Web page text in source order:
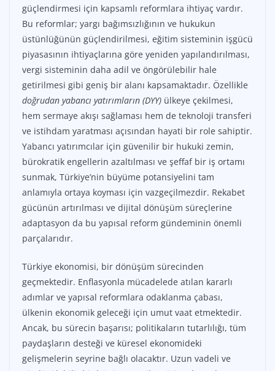
güçlendirmesi için kapsamlı reformlara ihtiyaç vardır.
Bu reformlar; yargı bağımsızlığının ve hukukun
üstünlüğünün güçlendirilmesi, eğitim sisteminin işgücü
piyasasının ihtiyaçlarına göre yeniden yapılandırılması,
vergi sisteminin daha adil ve öngörülebilir hale
getirilmesi gibi geniş bir alanı kapsamaktadır. Özellikle
doğrudan yabancı yatırımların (DYY) ülkeye çekilmesi,
hem sermaye akışı sağlaması hem de teknoloji transferi
ve istihdam yaratması açısından hayati bir role sahiptir.
Yabancı yatırımcılar için güvenilir bir hukuki zemin,
bürokratik engellerin azaltılması ve şeffaf bir iş ortamı
sunmak, Türkiye’nin büyüme potansiyelini tam
anlamıyla ortaya koyması için vazgeçilmezdir. Rekabet
gücünün artırılması ve dijital dönüşüm süreçlerine
adaptasyon da bu yapısal reform gündeminin önemli
parçalarıdır.
Türkiye ekonomisi, bir dönüşüm sürecinden
geçmektedir. Enflasyonla mücadelede atılan kararlı
adımlar ve yapısal reformlara odaklanma çabası,
ülkenin ekonomik geleceği için umut vaat etmektedir.
Ancak, bu sürecin başarısı; politikaların tutarlılığı, tüm
paydaşların desteği ve küresel ekonomideki
gelişmelerin seyrine bağlı olacaktır. Uzun vadeli ve